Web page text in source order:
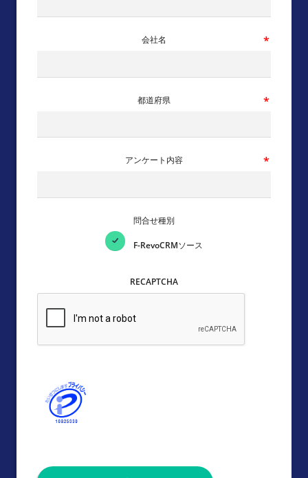
会社名
都道府県
アンケート内容
問合せ種別
F-RevoCRMソース
RECAPTCHA